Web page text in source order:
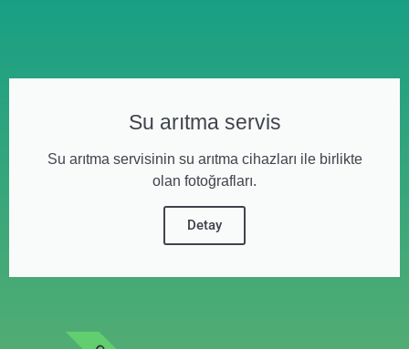
Su arıtma servis
Su arıtma servisinin su arıtma cihazları ile birlikte
olan fotoğrafları.
Detay